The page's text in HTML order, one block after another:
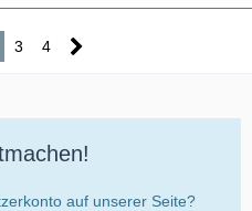
3 4
auf unserer Seite?